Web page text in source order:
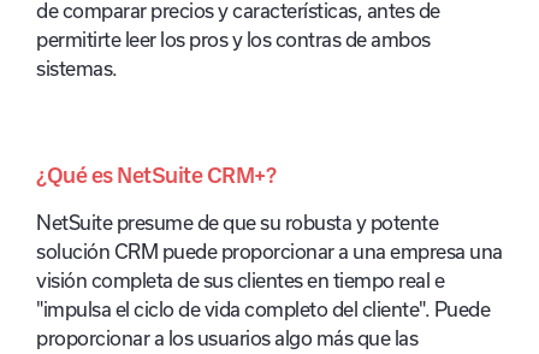
de comparar precios y características, antes de
permitirte leer los pros y los contras de ambos
sistemas.
¿Qué es NetSuite CRM+?
NetSuite presume de que su robusta y potente
solución CRM puede proporcionar a una empresa una
visión completa de sus clientes en tiempo real e
"impulsa el ciclo de vida completo del cliente". Puede
proporcionar a los usuarios algo más que las